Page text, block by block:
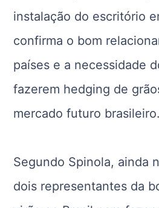
instalação do escritório
confirma o bom
países e a necessidade
fazerem hedging de
mercado futuro brasileiro.
Segundo Spinola, ainda
dois representantes da